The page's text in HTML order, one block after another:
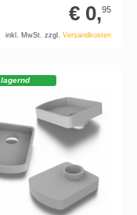
€ 0,95
inkl. MwSt. zzgl. Versandkosten
lagernd